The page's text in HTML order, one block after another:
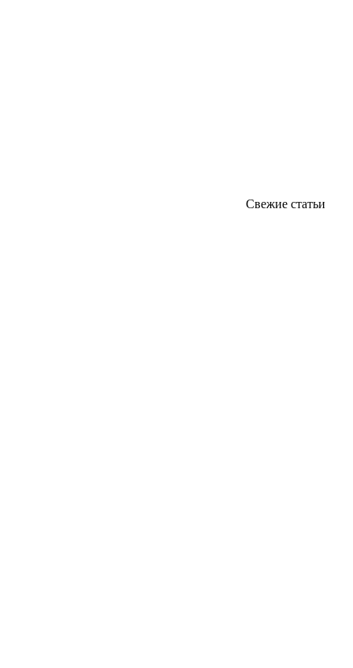
Свежие статьи